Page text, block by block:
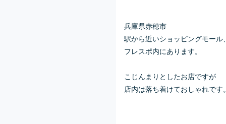
兵庫県赤穂市
駅から近いショッピングモール
フレスポ内にあります。
こじんまりとしたお店ですが
店内は落ち着けておしゃれです